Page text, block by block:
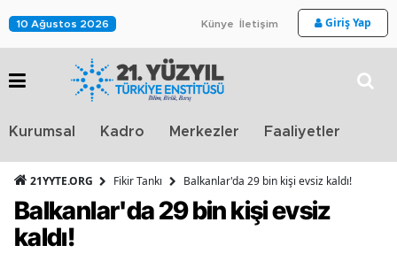
10 Ağustos 2026 Künye İletişim Giriş Yap
Kurumsal Kadro Merkezler Faaliyetler
21YYTE.ORG Fikir Tankı Balkanlar'da 29 bin kişi evsiz kaldı!
Balkanlar'da 29 bin kişi evsiz
kaldı!